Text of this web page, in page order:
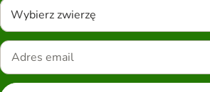
Wybierz zwierzę